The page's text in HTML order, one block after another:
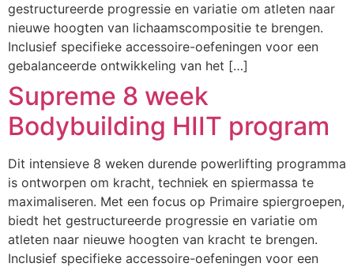
gestructureerde progressie en variatie om atleten naar
nieuwe hoogten van lichaamscompositie te brengen.
Inclusief specifieke accessoire-oefeningen voor een
gebalanceerde ontwikkeling van het […]
Supreme 8 week
Bodybuilding HIIT program
Dit intensieve 8 weken durende powerlifting programma
is ontworpen om kracht, techniek en spiermassa te
maximaliseren. Met een focus op Primaire spiergroepen,
biedt het gestructureerde progressie en variatie om
atleten naar nieuwe hoogten van kracht te brengen.
Inclusief specifieke accessoire-oefeningen voor een